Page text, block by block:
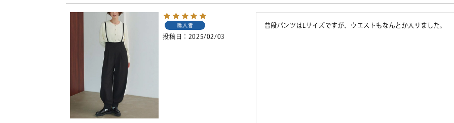
購入者
投稿日 2025/02/03
普段パンツはLサイズですが、ウエストもなんとか入りました。